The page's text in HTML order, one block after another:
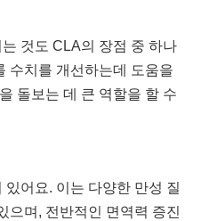
것도 CLA의 장점 중 하나
수치를 개선하는데 도움을
돌보는 데 큰 역할을 할 수
어요. 이는 다양한 만성 질
으며, 전반적인 면역력 증진